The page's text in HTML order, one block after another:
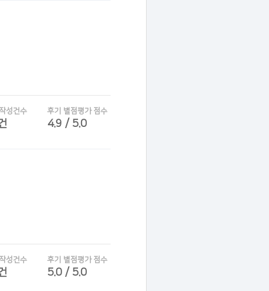
성건수 후기 별점평가 점수
4.9 / 5.0
성건수 후기 별점평가 점수
5.0 / 5.0